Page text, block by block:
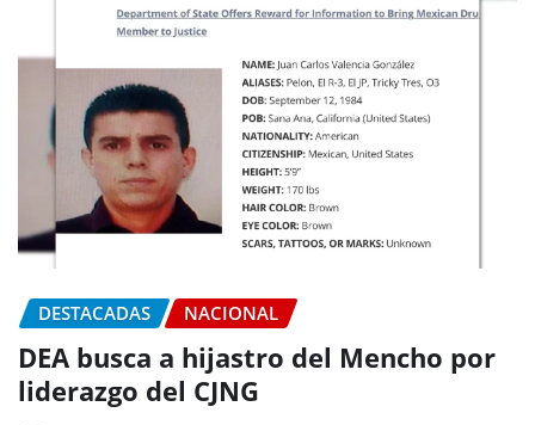
DESTACADAS NACIONAL
DEA busca a hijastro del Mencho por
liderazgo del CJNG